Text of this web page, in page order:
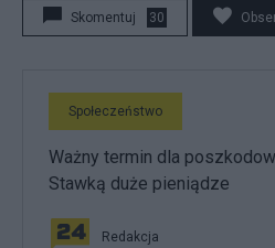
Skomentuj 30
Społeczeństwo
Ważny termin dla
Stawką duże pieniądze
Redakcja